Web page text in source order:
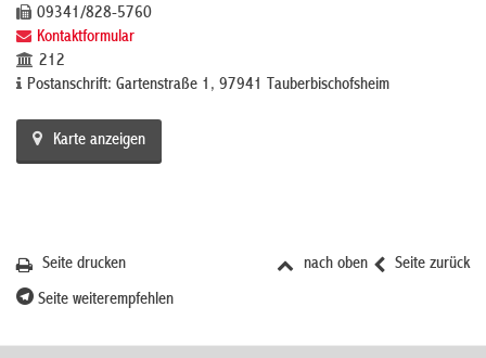
09341/828-5760
Kontaktformular
212
Postanschrift: Gartenstraße 1, 97941 Tauberbischofsheim
Karte anzeigen
Seite zurück
nach oben
Seite drucken
Seite weiterempfehlen